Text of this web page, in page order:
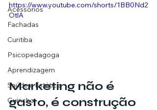
Acessórios
Fachadas
Curitiba
Psicopedagoga
Aprendizagem
Saúde e Estética
Guincho
https://www.youtube.com/shorts/1BB0Nd2
OtlA
Marketing não é
gasto, é construção